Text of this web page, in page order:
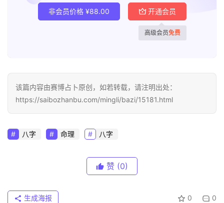
非会员价格 ¥88.00 开通会员
高级会员免费
该篇内容由赛博占卜原创，如若转载，请注明出处：
https://saibozhanbu.com/mingli/bazi/15181.html
八字 命理 八字
赞 (0)
0 0
生成海报